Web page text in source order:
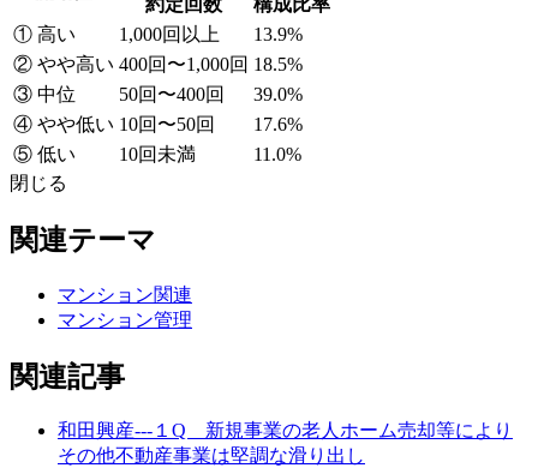
① 高い
1,000回以上
13.9%
② やや高い 400回〜1,000回 18.5%
③ 中位
50回〜400回
39.0%
④ やや低い 10回〜50回
17.6%
⑤ 低い
10回未満
11.0%
閉じる
関連テーマ
マンション関連
マンション管理
関連記事
和田興産---１Q 新規事業の老人ホーム売却等により
その他不動産事業は堅調な滑り出し